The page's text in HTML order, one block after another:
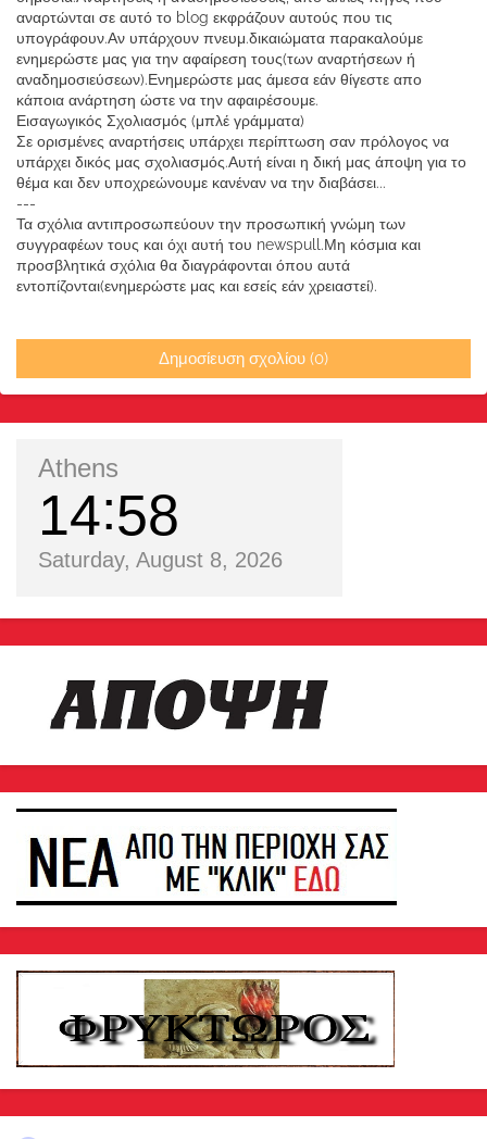
αναρτώνται σε αυτό το blog εκφράζουν αυτούς που τις
υπογράφουν.Αν υπάρχουν πνευμ.δικαιώματα παρακαλούμε
ενημερώστε μας για την αφαίρεση τους(των αναρτήσεων ή
αναδημοσιεύσεων).Ενημερώστε μας άμεσα εάν θίγεστε απο
κάποια ανάρτηση ώστε να την αφαιρέσουμε.
Εισαγωγικός Σχολιασμός (μπλέ γράμματα)
Σε ορισμένες αναρτήσεις υπάρχει περίπτωση σαν πρόλογος να
υπάρχει δικός μας σχολιασμός.Αυτή είναι η δική μας άποψη για το
θέμα και δεν υποχρεώνουμε κανέναν να την διαβάσει...
---
Τα σχόλια αντιπροσωπεύουν την προσωπική γνώμη των
συγγραφέων τους και όχι αυτή του newspull.Μη κόσμια και
προσβλητικά σχόλια θα διαγράφονται όπου αυτά
εντοπίζονται(ενημερώστε μας και εσείς εάν χρειαστεί).
Δημοσίευση σχολίου (0)
Athens
14 58
Saturday, August 8, 2026